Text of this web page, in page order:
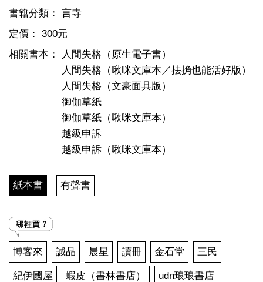
書籍分類： 言寺
定價： 300元
相關書本：
人間失格（原生電子書）
人間失格（啾咪文庫本／抾捔也能活好版）
人間失格（文豪面具版）
御伽草紙
御伽草紙（啾咪文庫本）
越級申訴
越級申訴（啾咪文庫本）
紙本書 有聲書
博客來 誠品 晨星 讀冊 金石堂 三民
紀伊國屋 蝦皮（書林書店） udn琅琅書店